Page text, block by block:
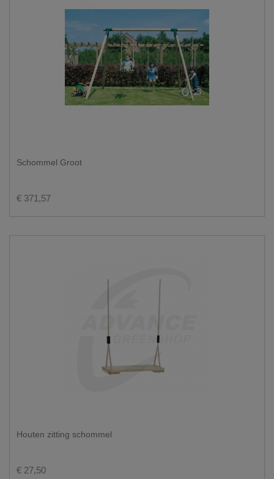
Schommel Groot
€ 371,57
Houten zitting schommel
€ 27,50